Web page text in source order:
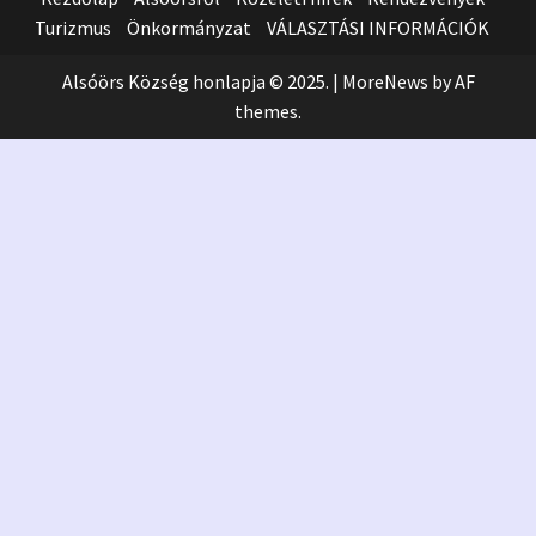
Turizmus
Önkormányzat VÁLASZTÁSI INFORMÁCIÓK
Alsóörs Község honlapja © 2025. | MoreNews by AF
themes.